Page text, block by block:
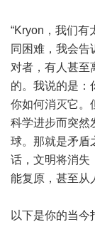
“Kryon，我们有
同困难，我会告
对者，有人甚至
的。我说的是：
你如何消灭它。
科学进步而突然
球。那就是矛盾
话，文明将消失
能复原，甚至从
以下是你的当